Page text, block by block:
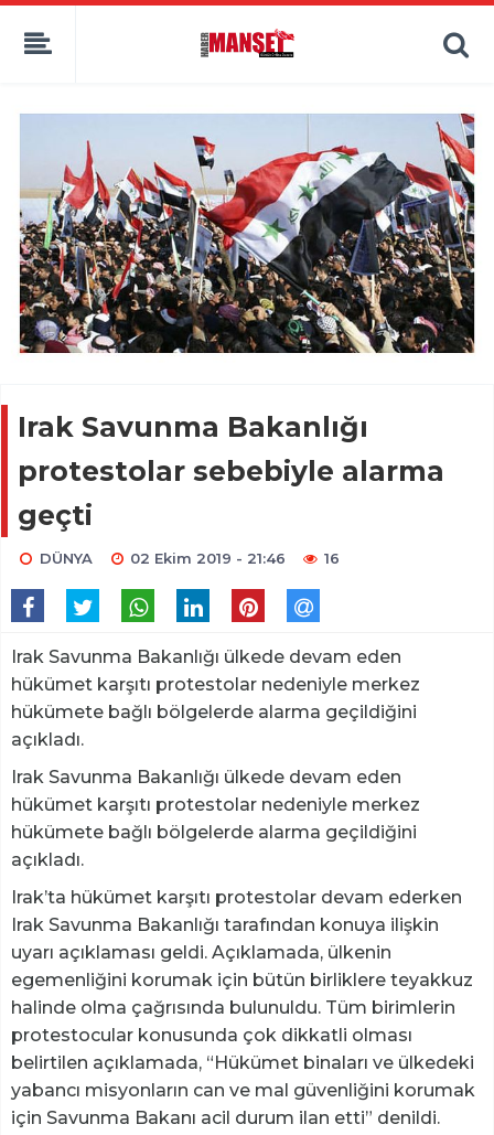
Irak Savunma Bakanlığı
protestolar sebebiyle alarma
geçti
DÜNYA 02 Ekim 2019 - 21:46 16
Irak Savunma Bakanlığı ülkede devam eden
hükümet karşıtı protestolar nedeniyle merkez
hükümete bağlı bölgelerde alarma geçildiğini
açıkladı.
Irak Savunma Bakanlığı ülkede devam eden
hükümet karşıtı protestolar nedeniyle merkez
hükümete bağlı bölgelerde alarma geçildiğini
açıkladı.
Irak’ta hükümet karşıtı protestolar devam ederken
Irak Savunma Bakanlığı tarafından konuya ilişkin
uyarı açıklaması geldi. Açıklamada, ülkenin
egemenliğini korumak için bütün birliklere teyakkuz
halinde olma çağrısında bulunuldu. Tüm birimlerin
protestocular konusunda çok dikkatli olması
belirtilen açıklamada, “Hükümet binaları ve ülkedeki
yabancı misyonların can ve mal güvenliğini korumak
için Savunma Bakanı acil durum ilan etti” denildi.